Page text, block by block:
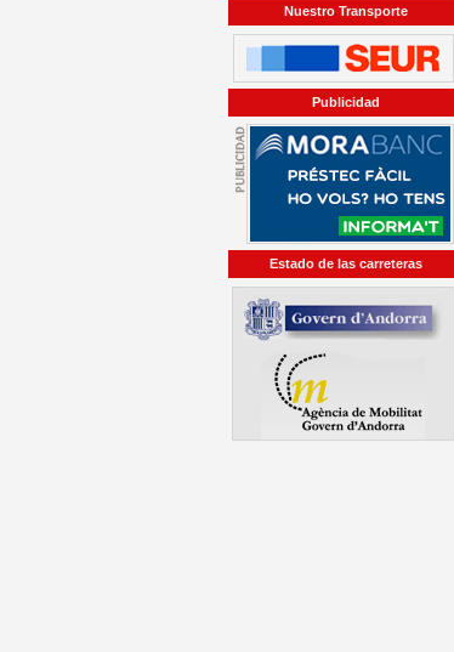
Nuestro Transporte
Publicidad
Estado de las carreteras